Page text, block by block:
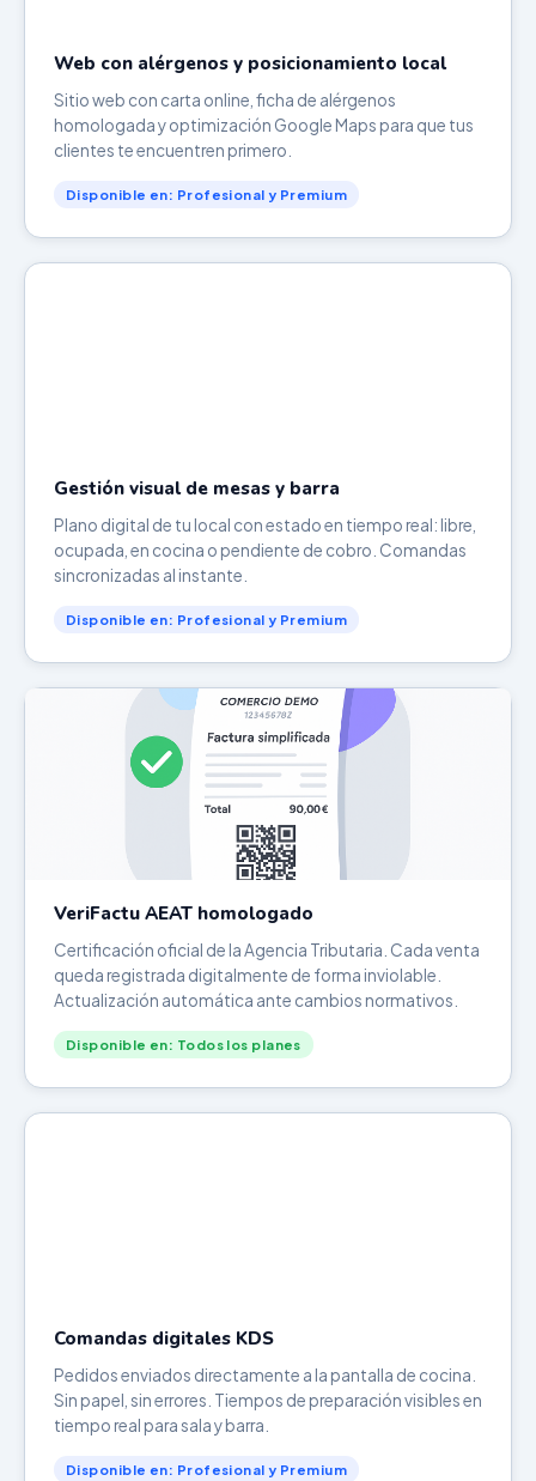
Web con alérgenos y posicionamiento local
Sitio web con carta online, ficha de alérgenos
homologada y optimización Google Maps para que tus
clientes te encuentren primero.
Disponible en: Profesional y Premium
Gestión visual de mesas y barra
Plano digital de tu local con estado en tiempo real: libre,
ocupada, en cocina o pendiente de cobro. Comandas
sincronizadas al instante.
Disponible en: Profesional y Premium
VeriFactu AEAT homologado
Certificación oficial de la Agencia Tributaria. Cada venta
queda registrada digitalmente de forma inviolable.
Actualización automática ante cambios normativos.
Disponible en: Todos los planes
Comandas digitales KDS
Pedidos enviados directamente a la pantalla de cocina.
Sin papel, sin errores. Tiempos de preparación visibles en
tiempo real para sala y barra.
Disponible en: Profesional y Premium